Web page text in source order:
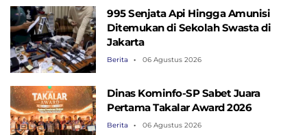
995 Senjata Api Hingga Amunisi
Ditemukan di Sekolah Swasta di
Jakarta
Berita 06 Agustus 2026
Dinas Kominfo-SP Sabet Juara
Pertama Takalar Award 2026
Berita 06 Agustus 2026